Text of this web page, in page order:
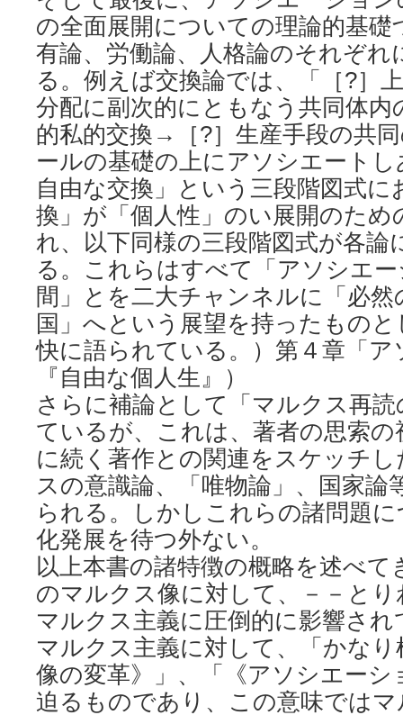
の全面展開についての理論的基礎
有論、労働論、人格論のそれぞれ
る。例えば交換論では、「［?］
分配に副次的にともなう共同体
的私的交換→［?］生産手段の共
ールの基礎の上にアソシエート
自由な交換」という三段階図式に
換」が「個人性」のい展開のため
れ、以下同様の三段階図式が各論
る。これらはすべて「アソシエ
間」とを二大チャンネルに「必
国」へという展望を持ったもの
快に語られている。）第４章「
『自由な個人生』）
さらに補論として「マルクス再
ているが、これは、著者の思索
に続く著作との関連をスケッチ
スの意識論、「唯物論」、国家論
られる。しかしこれらの諸問題
化発展を待つ外ない。
以上本書の諸特徴の概略を述べて
のマルクス像に対して、－－と
マルクス主義に圧倒的に影響さ
マルクス主義に対して、「かな
像の変革》」、「《アソシエーシ
迫るものであり、この意味では